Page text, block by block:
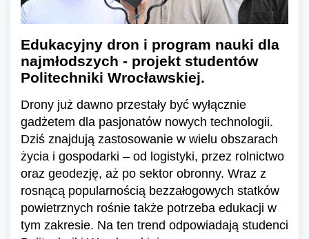
Edukacyjny dron i program nauki dla
najmłodszych - projekt studentów
Politechniki Wrocławskiej.
Drony już dawno przestały być wyłącznie
gadżetem dla pasjonatów nowych technologii.
Dziś znajdują zastosowanie w wielu obszarach
życia i gospodarki – od logistyki, przez rolnictwo
oraz geodezję, aż po sektor obronny. Wraz z
rosnącą popularnością bezzałogowych statków
powietrznych rośnie także potrzeba edukacji w
tym zakresie. Na ten trend odpowiadają studenci